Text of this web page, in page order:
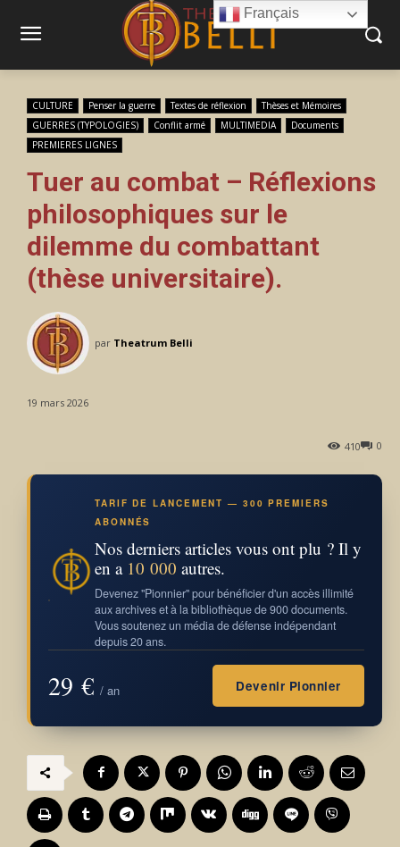
CULTURE Penser la guerre Textes de réflexion
Thèses et Mémoires
GUERRES (TYPOLOGIES)
Conflit armé MULTIMEDIA
Documents
PREMIERES LIGNES
Tuer au combat – Réflexions
philosophiques sur le
dilemme du combattant
(thèse universitaire).
par Theatrum Belli
19 mars 2026
0
410
TARIF DE LANCEMENT — 300 PREMIERS
ABONNÉS
Nos derniers articles vous ont plu ? Il y
en a 10 000 autres.
Devenez "Pionnier" pour bénéficier d'un accès illimité
aux archives et à la bibliothèque de 900 documents.
Vous soutenez un média de défense indépendant
depuis 20 ans.
29 € / an Devenir Pionnier
Français